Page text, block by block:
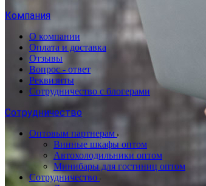
Компания
О компании
Оплата и доставка
Отзывы
Вопрос - ответ
Реквизиты
Сотрудничество с блогерами
Сотрудничество
Оптовым партнерам
Винные шкафы оптом
Автохолодильники оптом
Минибары для гостиниц оптом
Сотрудничество